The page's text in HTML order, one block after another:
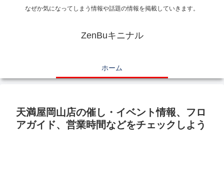
なぜか気になってしまう情報や話題の情報を掲載していきます。
ZenBuキニナル
ホーム
天満屋岡山店の催し・イベント情報、フロ
アガイド、営業時間などをチェックしよう